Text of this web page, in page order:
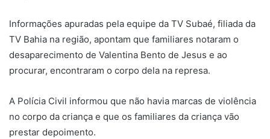
Informações apuradas pela equipe da TV Subaé, filiada da
TV Bahia na região, apontam que familiares notaram o
desaparecimento de Valentina Bento de Jesus e ao
procurar, encontraram o corpo dela na represa.
A Polícia Civil informou que não havia marcas de violência
no corpo da criança e que os familiares da criança vão
prestar depoimento.